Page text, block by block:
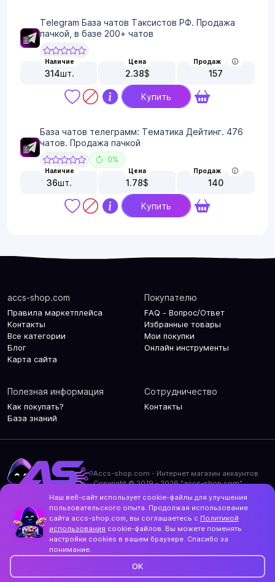
Telegram База чатов Таксистов РФ. Продажа
пачкой, в базе 200+ чатов
Наличие
314шт.
Цена
2.38$
Продаж
157
Купить
База чатов телеграмм: Тематика Дейтинг. 476
чатов. Продажа пачкой
0%
Наличие
36шт.
Цена
1.78$
Продаж
140
Купить
accs-shop.com
Правила маркетплейса
Контакты
Все категории
Блог
Карта сайта
Покупателю
FAQ - Вопрос/Ответ
Избранные товары
Мои покупки
Онлайн инструменты
Полезная информация
Как покупать?
База знаний
Сотрудничество
Контакты
Accs-shop.com - Интернет магазин аккаунтов
Copyright © 2019 - 2026 "accs-shop.com"
Политика использования cookie-файлов
Контакты и актуальный адрес сайта
Structo
Дизайн и разработка
Наш веб-сайт использует cookie-файлы для улучшения
пользовательского опыта. Продолжая использование
сайта accs-shop.com, вы соглашаетесь с Политикой
использования cookie-файлов. Вы можете поменять
настройки cookies в вашем браузере. Спасибо за
понимание.
OK